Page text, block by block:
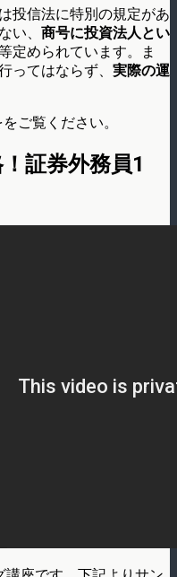
投信法に特別の規定があ
い、 商号に投資法人とい
定められています。ま
ってはならず、 実際の運
ご覧ください。
証券外務員1